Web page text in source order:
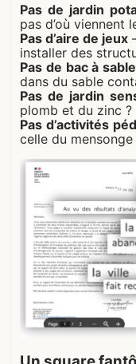
Pas de jardin
pas d’où viennent
Pas d’aire de jeux
installer des
Pas de bac à sable
dans du sable
Pas de jardin
plomb et du zinc ?
Pas d’activités
celle du